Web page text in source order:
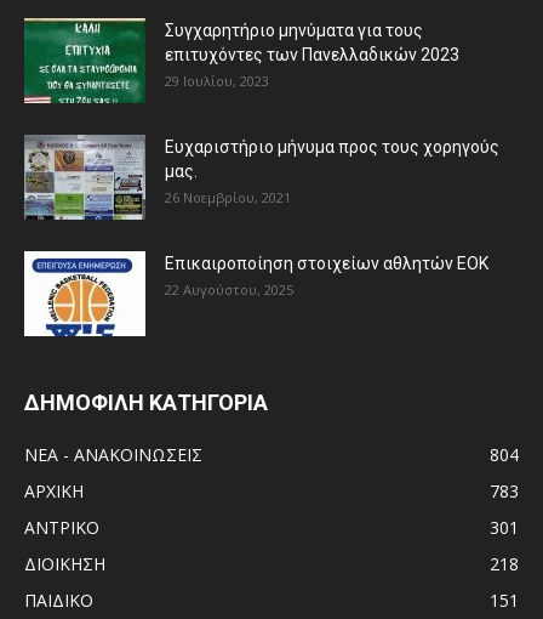
Συγχαρητήριο μηνύματα για τους
επιτυχόντες των Πανελλαδικών 2023
29 Ιουλίου, 2023
Ευχαριστήριο μήνυμα προς τους χορηγούς
μας.
26 Νοεμβρίου, 2021
Eπικαιροποίηση στοιχείων αθλητών ΕΟΚ
22 Αυγούστου, 2025
ΔΗΜΟΦΙΛΗ ΚΑΤΗΓΟΡΙΑ
ΝΕΑ - ΑΝΑΚΟΙΝΩΣΕΙΣ
804
ΑΡΧΙΚΗ
783
ΑΝTΡΙΚΟ
301
ΔΙΟΙΚΗΣΗ
218
ΠΑΙΔΙΚΟ
151